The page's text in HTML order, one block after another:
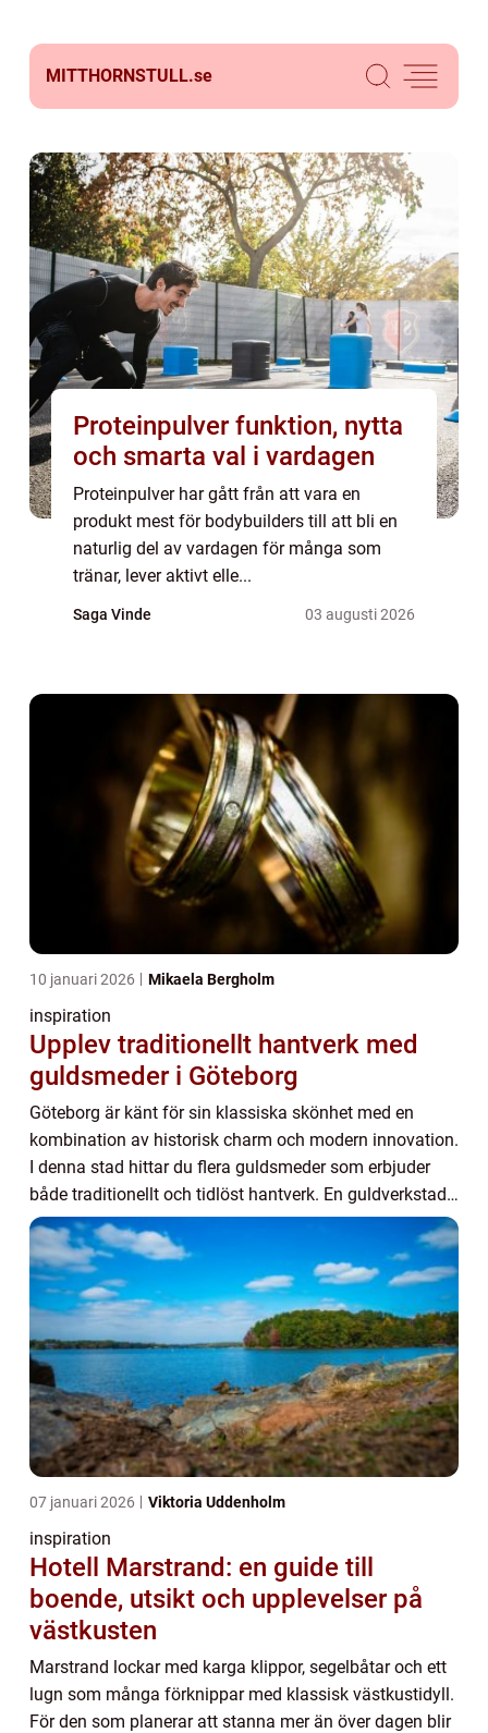
MITTHORNSTULL.se
Proteinpulver funktion, nytta
och smarta val i vardagen
Proteinpulver har gått från att vara en
produkt mest för bodybuilders till att bli en
naturlig del av vardagen för många som
tränar, lever aktivt elle...
Saga Vinde 03 augusti 2026
10 januari 2026 Mikaela Bergholm
inspiration
Upplev traditionellt hantverk med
guldsmeder i Göteborg
Göteborg är känt för sin klassiska skönhet med en
kombination av historisk charm och modern innovation.
I denna stad hittar du flera guldsmeder som erbjuder
både traditionellt och tidlöst hantverk. En guldverkstad
...
07 januari 2026 Viktoria Uddenholm
inspiration
Hotell Marstrand: en guide till
boende, utsikt och upplevelser på
västkusten
Marstrand lockar med karga klippor, segelbåtar och ett
lugn som många förknippar med klassisk västkustidyll.
För den som planerar att stanna mer än över dagen blir